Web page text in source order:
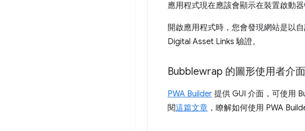
應用程式現在應該會顯示在裝置啟動器
開啟應用程式時，您會發現網站是以
Digital Asset Links 驗證。
Bubblewrap 的圖形使用者介
PWA Builder 提供 GUI 介面，可使用
閱這篇文章 ，瞭解如何使用 PWA